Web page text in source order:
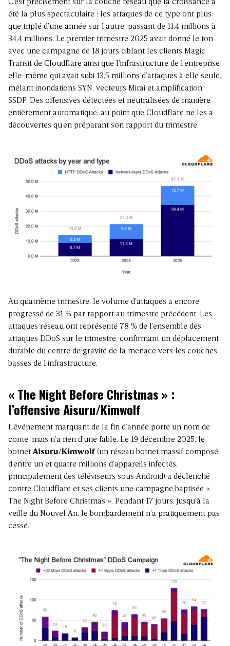
C’est précisément sur la couche réseau que la croissance a
été la plus spectaculaire : les attaques de ce type ont plus
que triplé d’une année sur l’autre, passant de 11,4 millions à
34,4 millions. Le premier trimestre 2025 avait donné le ton
avec une campagne de 18 jours ciblant les clients Magic
Transit de Cloudflare ainsi que l’infrastructure de l’entreprise
elle-même qui avait subi 13,5 millions d’attaques à elle seule,
mêlant inondations SYN, vecteurs Mirai et amplification
SSDP. Des offensives détectées et neutralisées de manière
entièrement automatique, au point que Cloudflare ne les a
découvertes qu’en préparant son rapport du trimestre.
Au quatrième trimestre, le volume d’attaques a encore
progressé de 31 % par rapport au trimestre précédent. Les
attaques réseau ont représenté 78 % de l’ensemble des
attaques DDoS sur le trimestre, confirmant un déplacement
durable du centre de gravité de la menace vers les couches
basses de l’infrastructure.
« The Night Before Christmas » :
l’offensive Aisuru/Kimwolf
L’événement marquant de la fin d’année porte un nom de
conte, mais n’a rien d’une fable. Le 19 décembre 2025, le
botnet Aisuru/Kimwolf (un réseau botnet massif composé
d’entre un et quatre millions d’appareils infectés,
principalement des téléviseurs sous Android) a déclenché
contre Cloudflare et ses clients une campagne baptisée «
The Night Before Christmas ». Pendant 17 jours, jusqu’à la
veille du Nouvel An, le bombardement n’a pratiquement pas
cessé.